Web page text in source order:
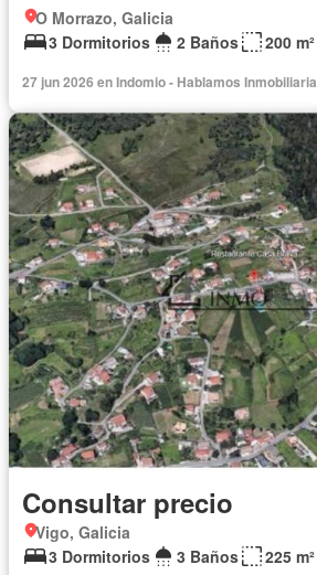
O Morrazo, Galicia
3 Dormitorios
2 Baños 200 m²
27 jun 2026 en Indomio - Hablamos Inmobiliaria
Consultar precio
Vigo, Galicia
3 Dormitorios
3 Baños 225 m²